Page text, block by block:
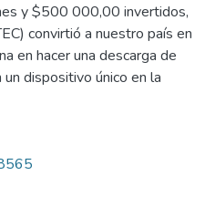
y $500 000,00 invertidos,
convirtió a nuestro país en
en hacer una descarga de
dispositivo único en la